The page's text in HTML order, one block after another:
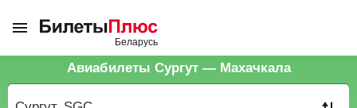
Авиабилеты Сургут — Махачкала